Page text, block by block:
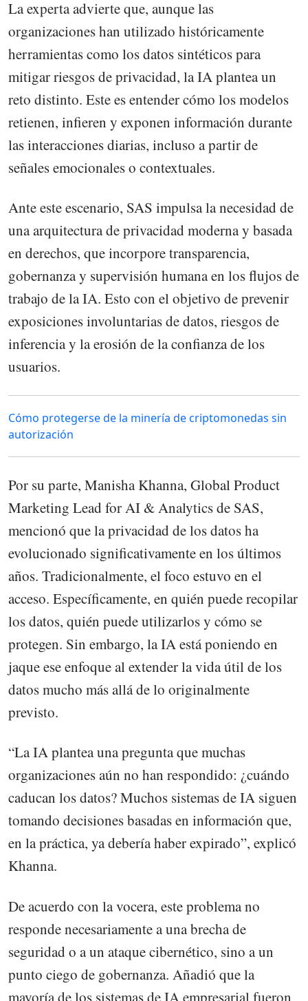
La experta advierte que, aunque las
organizaciones han utilizado históricamente
herramientas como los datos sintéticos para
mitigar riesgos de privacidad, la IA plantea un
reto distinto. Este es entender cómo los modelos
retienen, infieren y exponen información durante
las interacciones diarias, incluso a partir de
señales emocionales o contextuales.
Ante este escenario, SAS impulsa la necesidad de
una arquitectura de privacidad moderna y basada
en derechos, que incorpore transparencia,
gobernanza y supervisión humana en los flujos de
trabajo de la IA. Esto con el objetivo de prevenir
exposiciones involuntarias de datos, riesgos de
inferencia y la erosión de la confianza de los
usuarios.
Cómo protegerse de la minería de criptomonedas sin
autorización
Por su parte, Manisha Khanna, Global Product
Marketing Lead for AI & Analytics de SAS,
mencionó que la privacidad de los datos ha
evolucionado significativamente en los últimos
años. Tradicionalmente, el foco estuvo en el
acceso. Específicamente, en quién puede recopilar
los datos, quién puede utilizarlos y cómo se
protegen. Sin embargo, la IA está poniendo en
jaque ese enfoque al extender la vida útil de los
datos mucho más allá de lo originalmente
previsto.
“La IA plantea una pregunta que muchas
organizaciones aún no han respondido: ¿cuándo
caducan los datos? Muchos sistemas de IA siguen
tomando decisiones basadas en información que,
en la práctica, ya debería haber expirado”, explicó
Khanna.
De acuerdo con la vocera, este problema no
responde necesariamente a una brecha de
seguridad o a un ataque cibernético, sino a un
punto ciego de gobernanza. Añadió que la
mayoría de los sistemas de IA empresarial fueron